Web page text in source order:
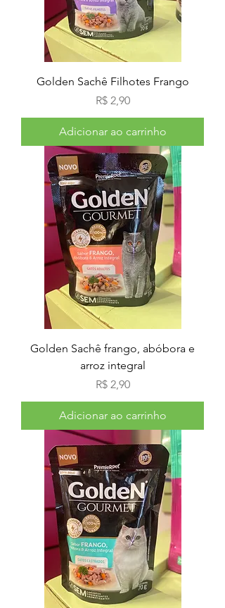
Golden Sachê Filhotes Frango
Preço
R$ 2,90
Adicionar ao carrinho
Golden Sachê frango, abóbora e
arroz integral
Preço
R$ 2,90
Adicionar ao carrinho